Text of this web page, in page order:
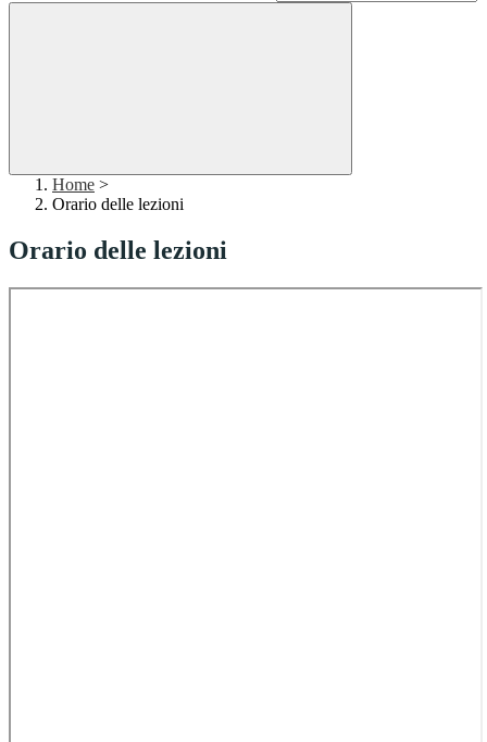
Home >
Orario delle lezioni
Orario delle lezioni